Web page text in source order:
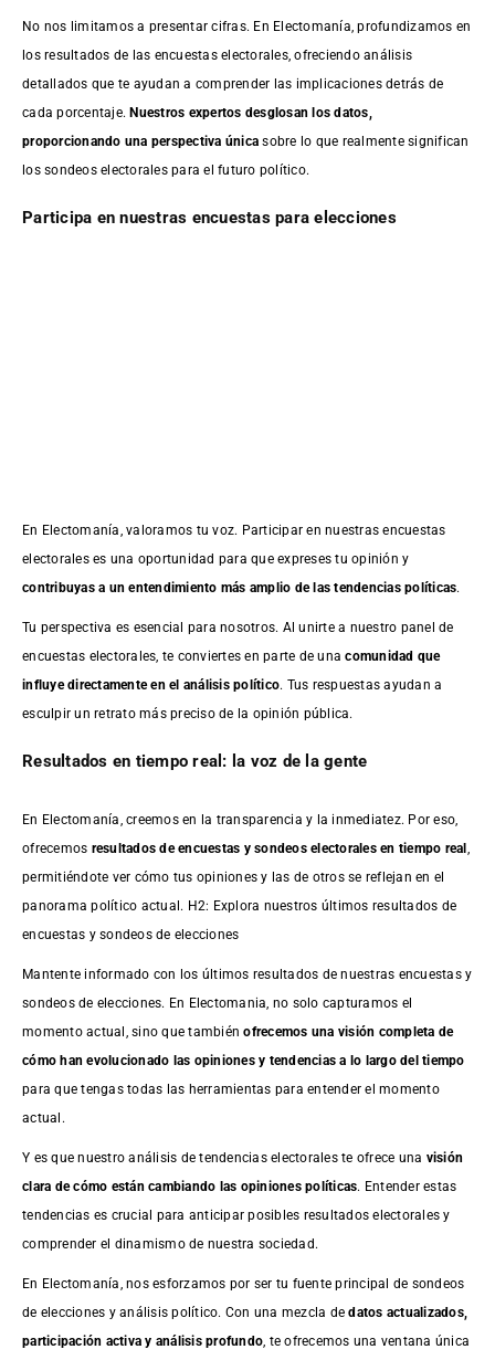
No nos limitamos a presentar cifras. En Electomanía, profundizamos en
los resultados de las encuestas electorales, ofreciendo análisis
detallados que te ayudan a comprender las implicaciones detrás de
cada porcentaje.Nuestros expertos desglosan los datos,
proporcionando una perspectiva única sobre lo que realmente significan
los sondeos electorales para el futuro político.
Participa en nuestras encuestas para elecciones
En Electomanía, valoramos tu voz. Participar en nuestras encuestas
electorales es una oportunidad para que expreses tu opinión y
contribuyas a un entendimiento más amplio de las tendencias políticas.
Tu perspectiva es esencial para nosotros. Al unirte a nuestro panel de
encuestas electorales, te conviertes en parte de unacomunidad que
influye directamente en el análisis político. Tus respuestas ayudan a
esculpir un retrato más preciso de la opinión pública.
Resultados en tiempo real: la voz de la gente
En Electomanía, creemos en la transparencia y la inmediatez. Por eso,
ofrecemos resultados deencuestas y sondeos electorales en tiempo real
permitiéndote ver cómo tus opiniones y las de otros se reflejan en el
panorama político actual. H2: Explora nuestros últimos resultados de
encuestas y sondeos de elecciones
Mantente informado con los últimos resultados de nuestras encuestasy
sondeos de elecciones. En Electomania, no solo capturamos el
momento actual, sino que tambiénofrecemos una visión completa de
cómo han evolucionado las opiniones y tendencias a lo largo del tiempo
para que tengas todas las herramientas para entender el momento
actual.
Y es que nuestro análisis de tendencias electorales te ofrece una visión
clara de cómo están cambiando las opiniones políticas. Entender estas
tendencias es crucial para anticipar posibles resultados electorales y
comprender el dinamismo de nuestra sociedad.
En Electomanía, nos esforzamos por ser tu fuente principal de sondeos
de elecciones y análisis político. Con una mezcla dedatos actualizados,
participación activa y análisis profundo , te ofrecemos una ventana única